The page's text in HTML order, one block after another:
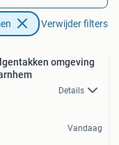
Verwijder filters
omgeving
Details
Vandaag